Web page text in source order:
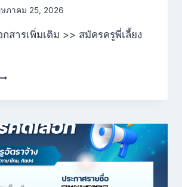
ภาคม 25, 2026
สารเพิ่มเติม >> สมัครครูพี่เลี้ยง
คร
พนักงาน
ง
แหน่ง